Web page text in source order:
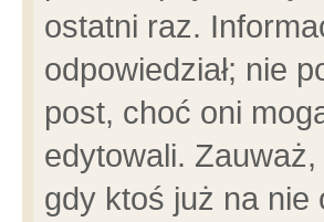
ostatni raz.
odpowiedział; nie
post, choć oni
edytowali.
gdy ktoś już na nie